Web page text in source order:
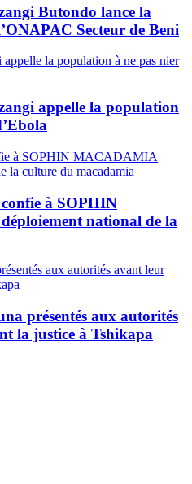
Butondo lance la
Secteur de Beni
appelle la population
à SOPHIN
national de la
présentés aux autorités
la justice à Tshikapa